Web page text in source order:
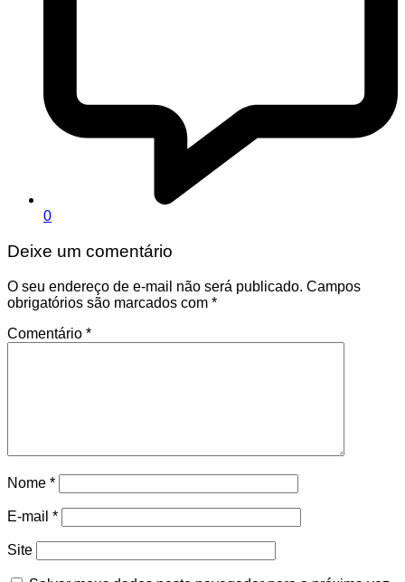
0
Deixe um comentário
O seu endereço de e-mail não será publicado. Campos
obrigatórios são marcados com *
Comentário *
Nome *
E-mail *
Site